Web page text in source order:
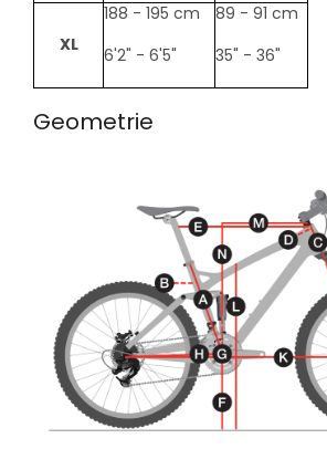
XL
188 - 195 cm
6'2" - 6'5"
89 - 91 cm
35" - 36"
Geometrie